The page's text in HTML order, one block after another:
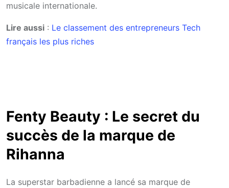
musicale internationale.
Lire aussi : Le classement des entrepreneurs Tech
français les plus riches
Fenty Beauty : Le secret du
succès de la marque de
Rihanna
La superstar barbadienne a lancé sa marque de